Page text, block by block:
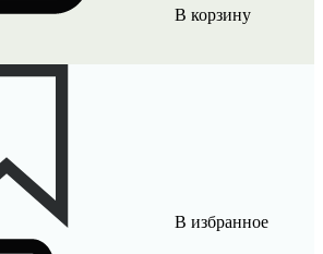
В корзину
В избранное